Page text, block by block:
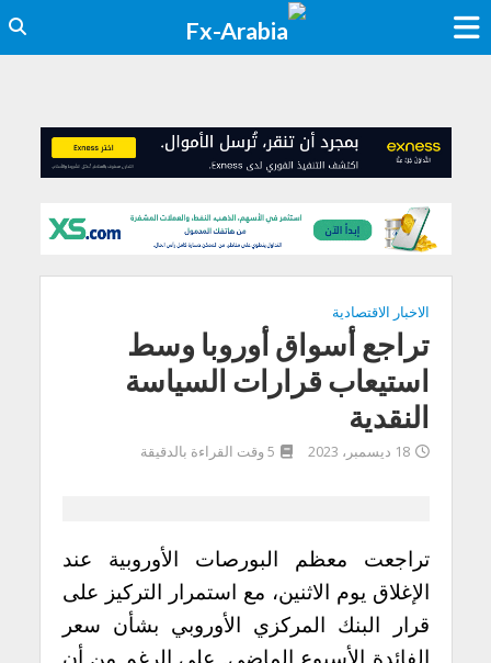
الاخبار الاقتصادية
تراجع أسواق أوروبا وسط
استيعاب قرارات السياسة
النقدية
18 ديسمبر، 2023 5 وقت القراءة بالدقيقة
تراجعت معظم البورصات الأوروبية عند
الإغلاق يوم الاثنين، مع استمرار التركيز على
قرار البنك المركزي الأوروبي بشأن سعر
الفائدة الأسبوع الماضي. على الرغم من أن